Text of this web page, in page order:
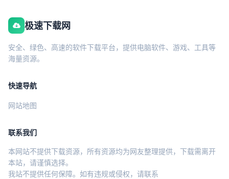
极速下载网
安全、绿色、高速的软件下载平台，提供电脑软件、游戏、工具等
海量资源。
快速导航
网站地图
联系我们
本网站不提供下载资源，所有资源均为网友整理提供，下载需离开
本站，请谨慎选择。
我站不提供任何保障。如有违规或侵权，请联系